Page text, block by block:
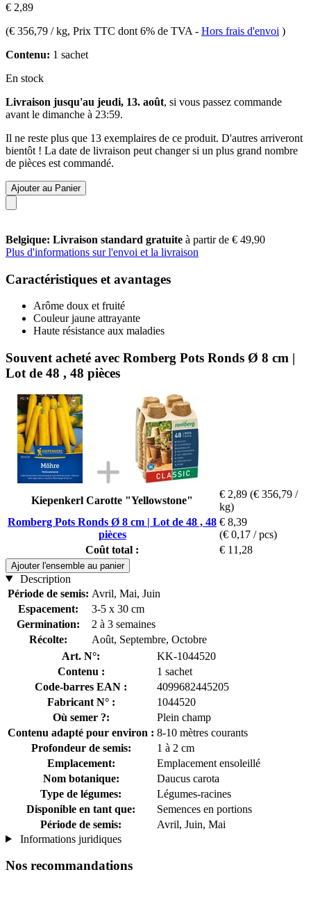
€ 2,89
(€ 356,79 / kg, Prix TTC dont 6% de TVA - Hors frais d'envoi )
Contenu: 1 sachet
En stock
Livraison jusqu'au jeudi, 13. août, si vous passez commande
avant le dimanche à 23:59.
Il ne reste plus que 13 exemplaires de ce produit. D'autres arriveront
bientôt ! La date de livraison peut changer si un plus grand nombre
de pièces est commandé.
Ajouter au Panier
Belgique: Livraison standard gratuite à partir de € 49,90
Plus d'informations sur l'envoi et la livraison
Caractéristiques et avantages
Arôme doux et fruité
Couleur jaune attrayante
Haute résistance aux maladies
Souvent acheté avec Romberg Pots Ronds Ø 8 cm |
Lot de 48 , 48 pièces
Kiepenkerl Carotte "Yellowstone"
€ 2,89 (€ 356,79 /
kg)
Romberg Pots Ronds Ø 8 cm | Lot de 48 , 48
pièces
€ 8,39
(€ 0,17 / pcs)
Coût total :
€ 11,28
Ajouter l'ensemble au panier
Description
Période de semis: Avril, Mai, Juin
Espacement:
3-5 x 30 cm
Germination:
2 à 3 semaines
Récolte:
Août, Septembre, Octobre
Art. N°:
KK-1044520
Contenu :
1 sachet
Code-barres EAN :
4099682445205
Fabricant N° :
1044520
Où semer ?:
Plein champ
Contenu adapté pour environ : 8-10 mètres courants
Profondeur de semis:
1 à 2 cm
Emplacement:
Emplacement ensoleillé
Nom botanique:
Daucus carota
Type de légumes:
Légumes-racines
Disponible en tant que:
Semences en portions
Période de semis:
Avril, Juin, Mai
Informations juridiques
Nos recommandations